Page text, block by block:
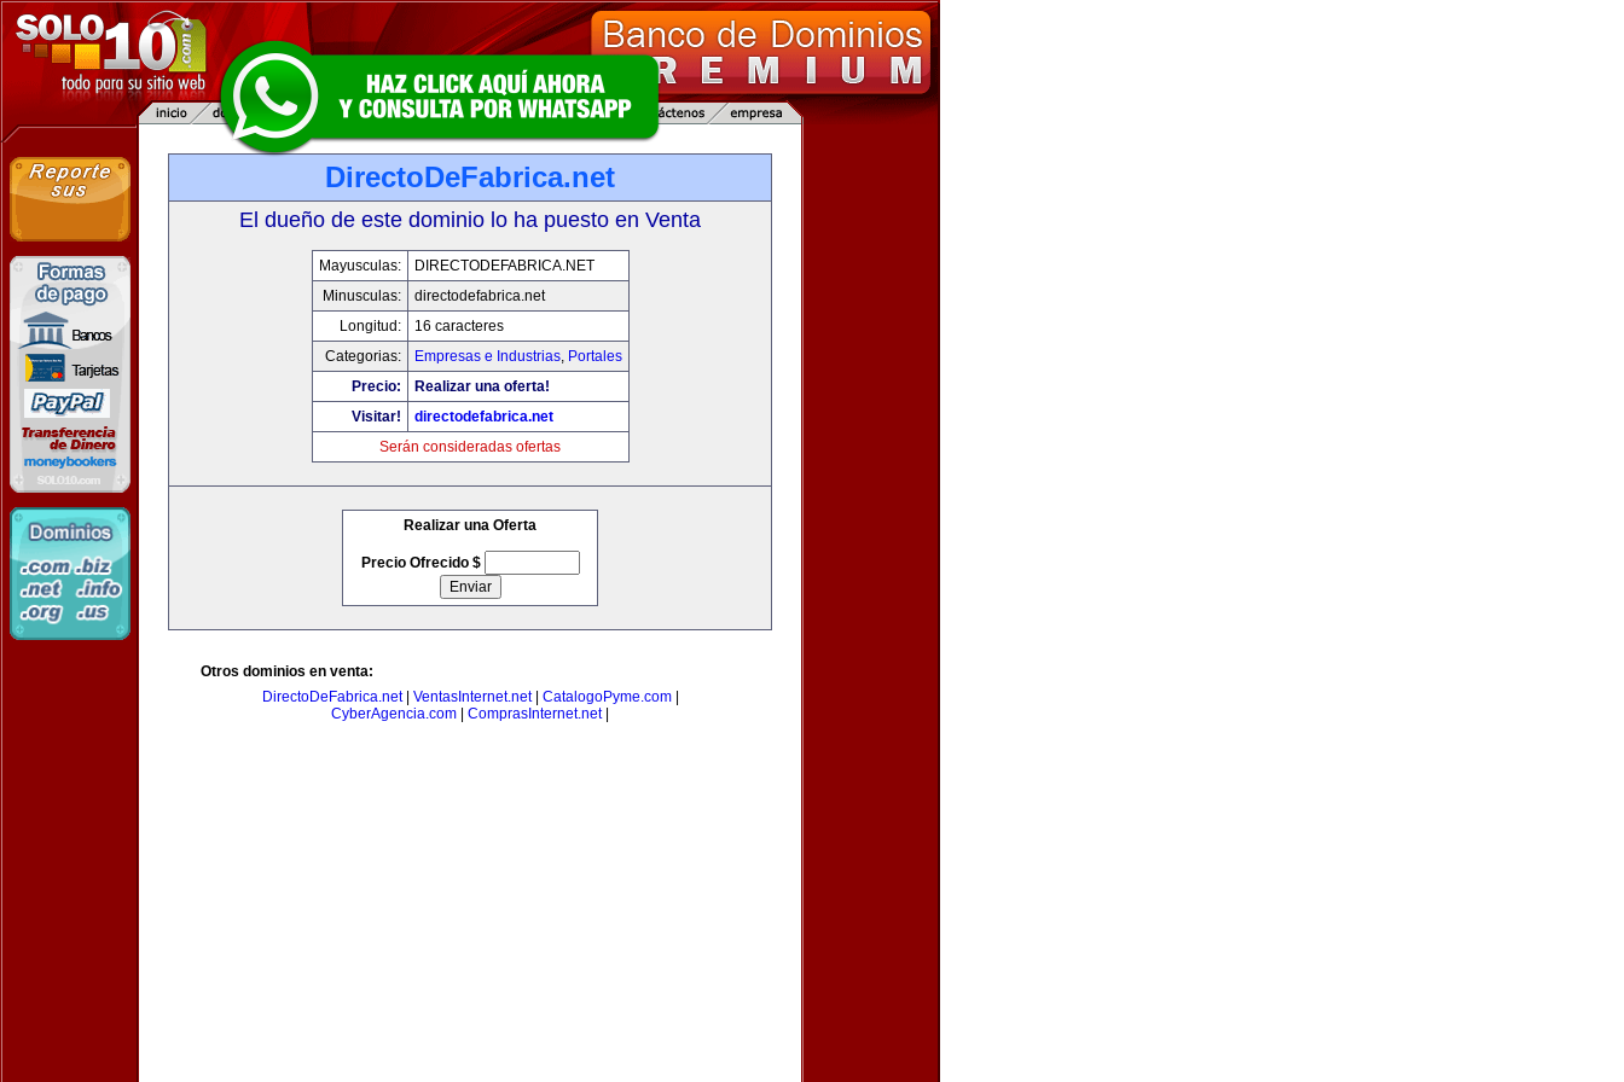
DirectoDeFabrica.net
El dueño de este dominio lo ha puesto en Venta
Mayusculas:
DIRECTODEFABRICA.NET
Minusculas:
directodefabrica.net
Longitud:
16 caracteres
Categorias:
Empresas e Industrias, Portales
Precio:
Realizar una oferta!
Visitar!
directodefabrica.net
Serán consideradas ofertas
Realizar una Oferta
Precio Ofrecido $
Otros dominios en venta:
DirectoDeFabrica.net| VentasInternet.net| CatalogoPyme.com|
CyberAgencia.com
ComprasInternet.net|